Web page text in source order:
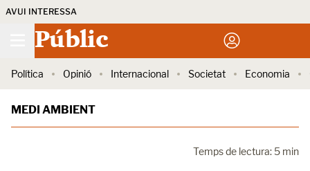
AVUI INTERESSA
Públic
Política Opinió Internacional Societat Economia
MEDI AMBIENT
Temps de lectura: 5 min